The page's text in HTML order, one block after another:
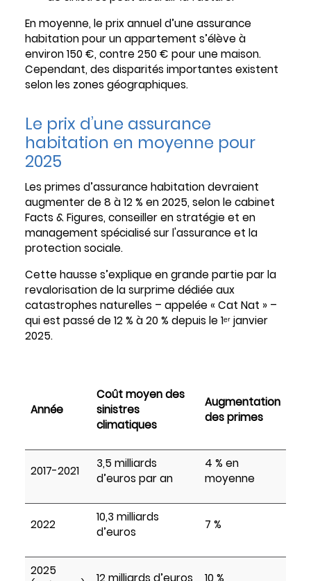
En moyenne, le prix annuel d’une assurance
habitation pour un appartement s’élève à
environ 150 €, contre 250 € pour une maison.
Cependant, des disparités importantes existent
selon les zones géographiques.
Le prix d’une assurance
habitation en moyenne pour
2025
Les primes d’assurance habitation devraient
augmenter de 8 à 12 % en 2025, selon le cabinet
Facts & Figures, conseiller en stratégie et en
management spécialisé sur l'assurance et la
protection sociale.
Cette hausse s’explique en grande partie par la
revalorisation de la surprime dédiée aux
catastrophes naturelles – appelée « Cat Nat » –
qui est passé de 12 % à 20 % depuis le 1ᵉʳ janvier
2025.
Année
Coût moyen des
sinistres
climatiques
Augmentation
des primes
2017-2021
3,5 milliards
d’euros par an
4 % en
moyenne
2022
10,3 milliards
d’euros
7 %
2025